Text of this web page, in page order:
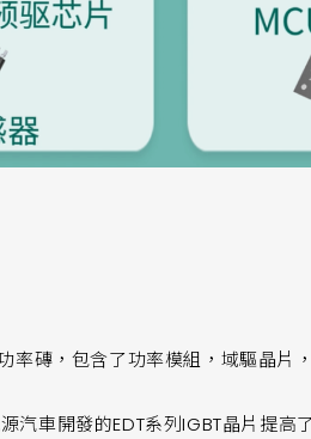
磚，包含了功率模組，域驅晶片
汽車開發的EDT系列IGBT晶片提高